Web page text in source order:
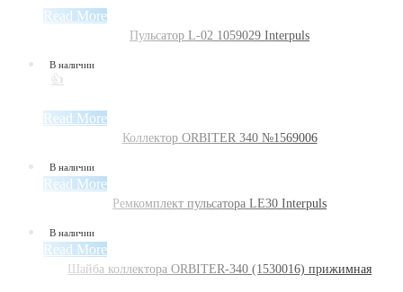
Read More
Пульсатор L-02 1059029 Interpuls
В наличии
👍
Read More
Коллектор ORBITER 340 №1569006
В наличии
Read More
Ремкомплект пульсатора LE30 Interpuls
В наличии
Read More
Шайба коллектора ORBITER-340 (1530016) прижимная